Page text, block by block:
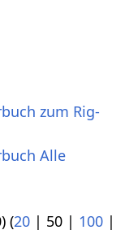
zum Rig-
Alle
) (20 | 50 | 100 |